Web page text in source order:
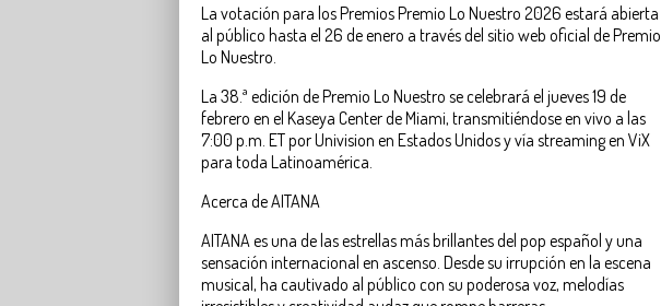
La votación para los Premios Premio Lo Nuestro 2026 estará abierta
al público hasta el 26 de enero a través del sitio web oficial de Premio
Lo Nuestro.
La 38.ª edición de Premio Lo Nuestro se celebrará el jueves 19 de
febrero en el Kaseya Center de Miami, transmitiéndose en vivo a las
7:00 p.m. ET por Univision en Estados Unidos y vía streaming en ViX
para toda Latinoamérica.
Acerca de AITANA
AITANA es una de las estrellas más brillantes del pop español y una
sensación internacional en ascenso. Desde su irrupción en la escena
musical, ha cautivado al público con su poderosa voz, melodías